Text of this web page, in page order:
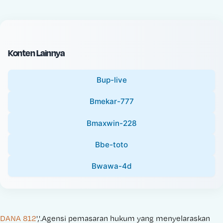
c
e
Konten Lainnya
Bup-live
Bmekar-777
Bmaxwin-228
Bbe-toto
Bwawa-4d
DANA 812','.Agensi pemasaran hukum yang menyelaraskan